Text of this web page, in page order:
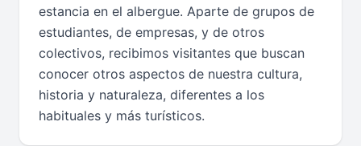
estancia en el albergue. Aparte de grupos de
estudiantes, de empresas, y de otros
colectivos, recibimos visitantes que buscan
conocer otros aspectos de nuestra cultura,
historia y naturaleza, diferentes a los
habituales y más turísticos.